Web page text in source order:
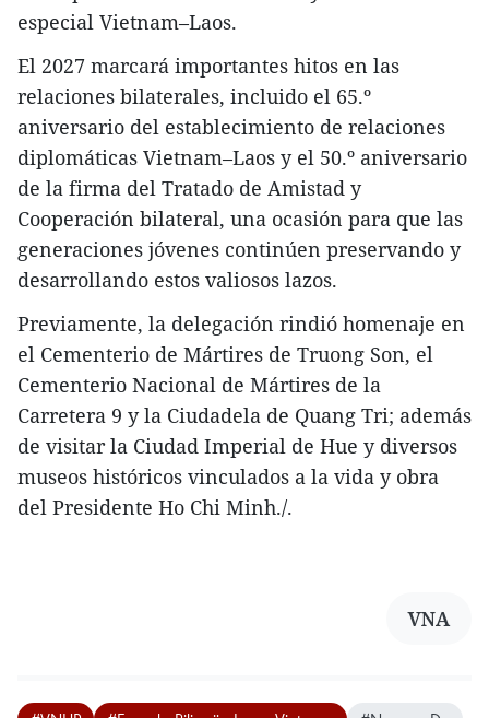
especial Vietnam–Laos.
El 2027 marcará importantes hitos en las
relaciones bilaterales, incluido el 65.º
aniversario del establecimiento de relaciones
diplomáticas Vietnam–Laos y el 50.º aniversario
de la firma del Tratado de Amistad y
Cooperación bilateral, una ocasión para que las
generaciones jóvenes continúen preservando y
desarrollando estos valiosos lazos.
Previamente, la delegación rindió homenaje en
el Cementerio de Mártires de Truong Son, el
Cementerio Nacional de Mártires de la
Carretera 9 y la Ciudadela de Quang Tri; además
de visitar la Ciudad Imperial de Hue y diversos
museos históricos vinculados a la vida y obra
del Presidente Ho Chi Minh./.
VNA